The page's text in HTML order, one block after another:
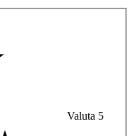
Valuta 5